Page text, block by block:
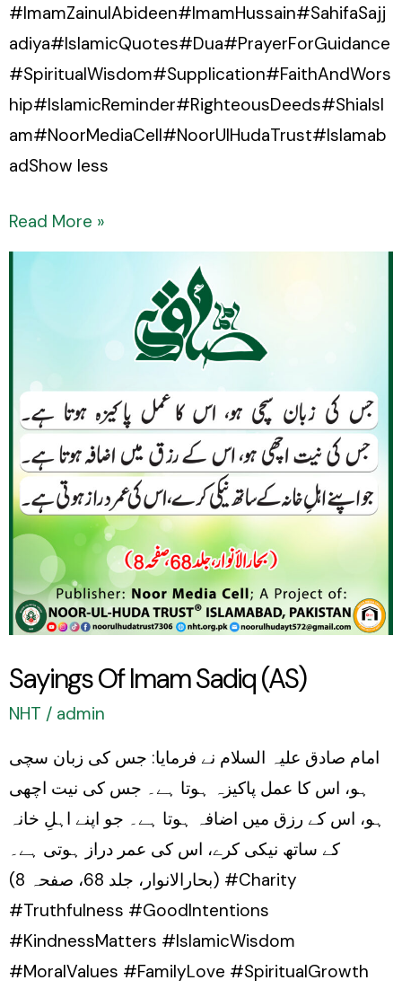
#ImamZainulAbideen#ImamHussain#SahifaSajj
adiya#IslamicQuotes#Dua#PrayerForGuidance
#SpiritualWisdom#Supplication#FaithAndWors
hip#IslamicReminder#RighteousDeeds#ShiaIsl
am#NoorMediaCell#NoorUlHudaTrust#Islamab
adShow less
Read More »
Sayings Of Imam Sadiq (AS)
NHT / admin
امام صادق علیہ السلام نے فرمایا: جس کی زبان سچی
ہو، اس کا عمل پاکیزہ ہوتا ہے۔ جس کی نیت اچھی
ہو، اس کے رزق میں اضافہ ہوتا ہے۔ جو اپنے اہلِ خانہ
کے ساتھ نیکی کرے، اس کی عمر دراز ہوتی ہے۔
(بحارالانوار، جلد 68، صفحہ 8) #Charity
#Truthfulness #GoodIntentions
#KindnessMatters #IslamicWisdom
#MoralValues #FamilyLove #SpiritualGrowth
Sayings
(AS)